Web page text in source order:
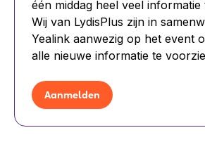
één middag heel veel
Wij van LydisPlus zijn in
Yealink aanwezig op het event
alle nieuwe informatie te
Aanmelden